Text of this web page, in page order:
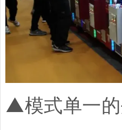
▲模式单一